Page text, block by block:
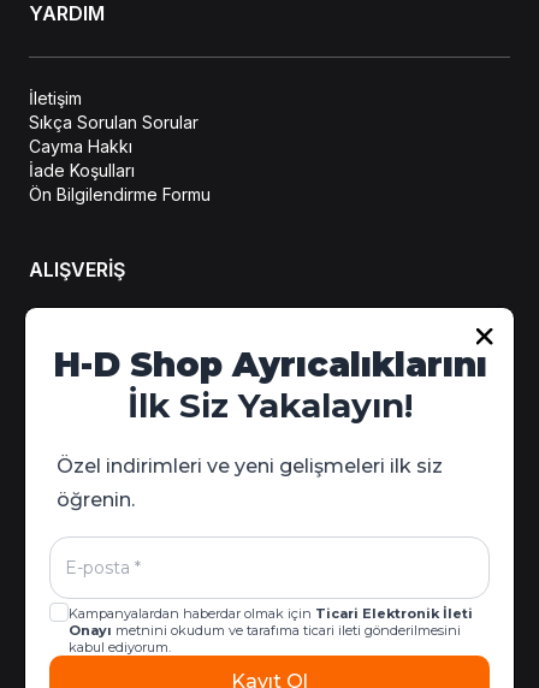
YARDIM
İletişim
Sıkça Sorulan Sorular
Cayma Hakkı
İade Koşulları
Ön Bilgilendirme Formu
ALIŞVERİŞ
Hesabım
Sipariş Takip
Kampanya Detayları
H-D Shop Ayrıcalıklarını
İlk Siz Yakalayın!
Özel indirimleri ve yeni gelişmeleri ilk siz
öğrenin.
Kampanyalardan haberdar olmak için Ticari Elektronik İleti
Onayı metnini okudum ve tarafıma ticari ileti gönderilmesini
kabul ediyorum.
Kayıt Ol